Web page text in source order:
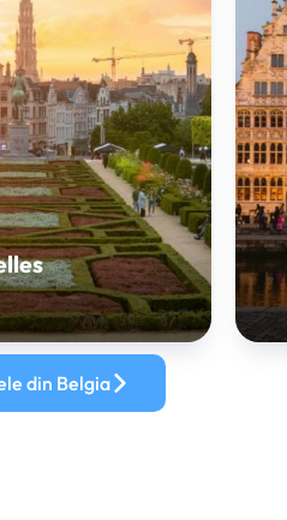
din Belgia